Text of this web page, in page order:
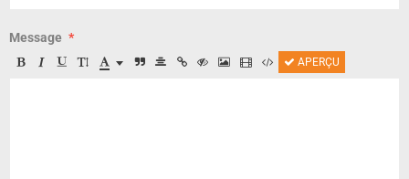
Message
APERÇU